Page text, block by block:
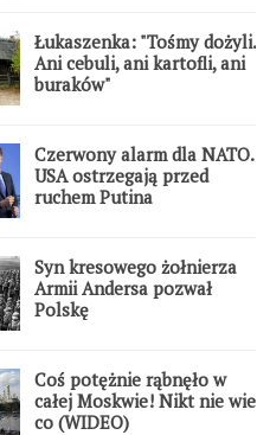
Łukaszenka: "Tośmy dożyli.
Ani cebuli, ani kartofli, ani
buraków"
Czerwony alarm dla NATO.
USA ostrzegają przed
ruchem Putina
Syn kresowego żołnierza
Armii Andersa pozwał
Polskę
Coś potężnie rąbnęło w
całej Moskwie! Nikt nie wie
co (WIDEO)